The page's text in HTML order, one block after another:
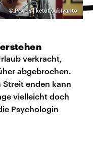
©Pexels | ketut subiyanto
verkracht,
abgebrochen.
Streit enden kann
vielleicht doch
Psychologin